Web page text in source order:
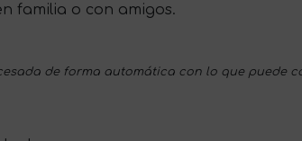
familia o con amigos.
de forma automática con lo que puede